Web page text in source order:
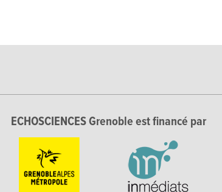
ECHOSCIENCES Grenoble est financé par